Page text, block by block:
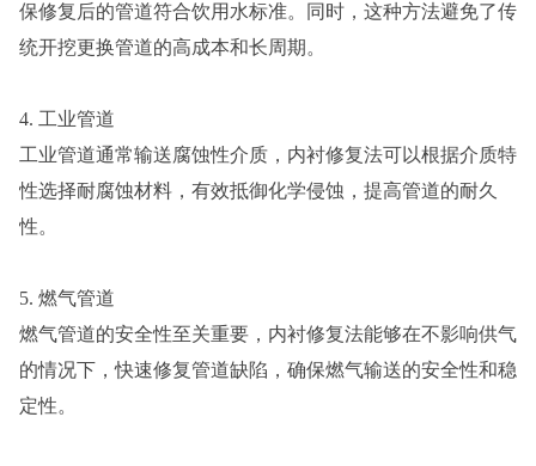
保修复后的管道符合饮用水标准。同时，这种方法避免了传
统开挖更换管道的高成本和长周期。
4. 工业管道
工业管道通常输送腐蚀性介质，内衬修复法可以根据介质特
性选择耐腐蚀材料，有效抵御化学侵蚀，提高管道的耐久
性。
5. 燃气管道
燃气管道的安全性至关重要，内衬修复法能够在不影响供气
的情况下，快速修复管道缺陷，确保燃气输送的安全性和稳
定性。